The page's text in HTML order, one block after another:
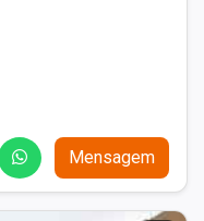
Mensagem